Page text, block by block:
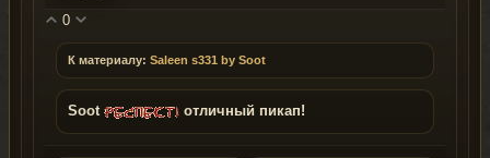
0
К материалу: Saleen s331 by Soot
Soot отличный пикап!